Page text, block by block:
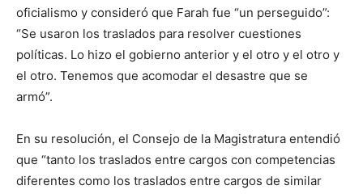
oficialismo y consideró que Farah fue “un perseguido”:
“Se usaron los traslados para resolver cuestiones
políticas. Lo hizo el gobierno anterior y el otro y el otro y
el otro. Tenemos que acomodar el desastre que se
armó”.
En su resolución, el Consejo de la Magistratura entendió
que “tanto los traslados entre cargos con competencias
diferentes como los traslados entre cargos de similar